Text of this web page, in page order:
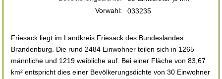
Vorwahl:
033235
Friesack liegt im Landkreis Friesack des Bundeslandes
Brandenburg. Die rund 2484 Einwohner teilen sich in 1265
männliche und 1219 weibliche auf. Bei einer Fläche von 83,67
km² entspricht dies einer Bevölkerungsdichte von 30 Einwohner